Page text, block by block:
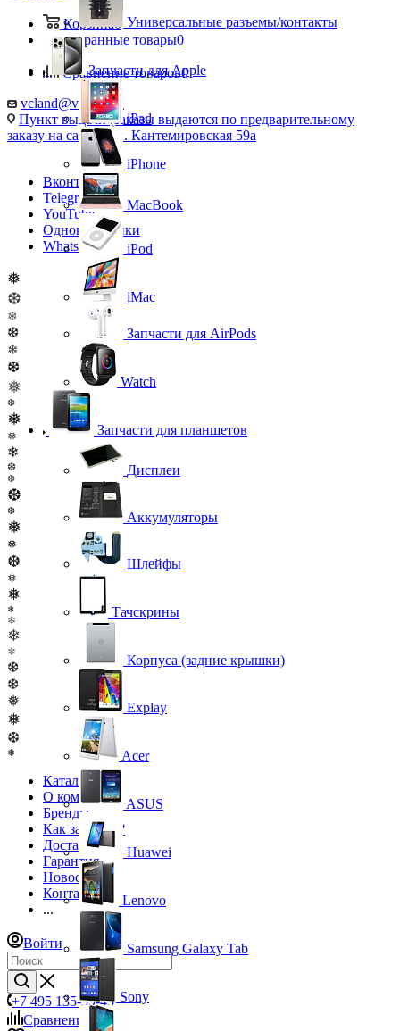
Корзина0
Избранные товары0
Сравнение товаров0
vcland@vcland.ru
Пункт выдачи (заказы выдаются по предварительному
заказу на сайте), ул. Кантемировская 59а
Вконтакте
Telegram
YouTube
Одноклассники
WhatsApp
❅
❆
❄
❆
❄
❆
❅
❆
❅
❅
❄
❆
❆
❆
❆
❅
❅
❆
❅
❅
❄
❄
❄
❄
❆
❆
❅
❅
❆
❅
Каталог
О компании
Бренды
Как заказать?
Доставка
Гарантия
Новости
Контакты
...
Войти
+7 495 135-39-43
Сравнение
0
Универсальные разъемы/контакты
Запчасти для Apple
iPad
iPhone
MacBook
iPod
iMac
Запчасти для AirPods
Watch
Запчасти для планшетов
Дисплеи
Аккумуляторы
Шлейфы
Тачскрины
Корпуса (задние крышки)
Explay
Acer
ASUS
Huawei
Lenovo
Samsung Galaxy Tab
Sony